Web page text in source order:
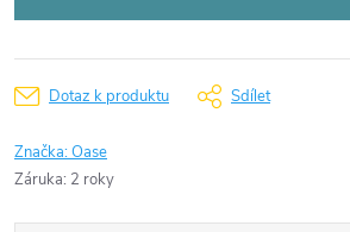
Dotaz k produktu Sdílet
Značka:Oase
Záruka: 2 roky